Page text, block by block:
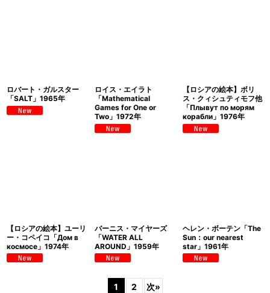
ロバート・ガルスター
「SALT」1965年
ロイス・エイラト
「Mathematical
Games for One or
Two」1972年
【ロシアの絵本】ボリ
ス・クィシュティモフ他
「Плывут по морям
корабли」1976年
【ロシアの絵本】ユーリ
ー・コペイコ「Дом в
космосе」1974年
バーニス・マイヤーズ
「WATER ALL
AROUND」1959年
ヘレン・ボーテン「The
Sun：our nearest
star」1961年
1 2 次»